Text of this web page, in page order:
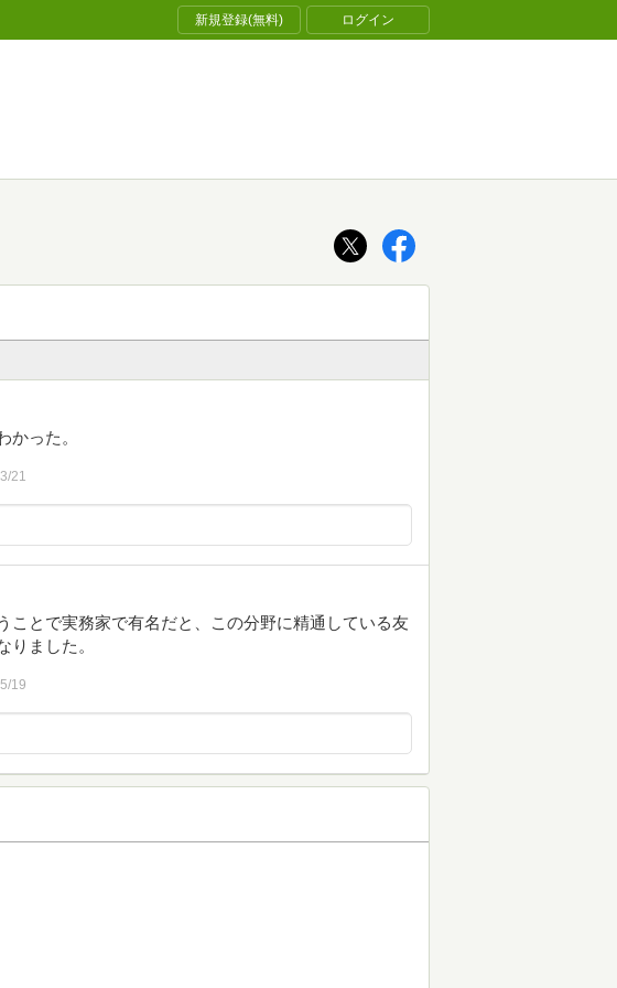
新規登録(無料) ログイン
かった。
21
ことで実務家で有名だと、この分野に精通している友
りました。
19